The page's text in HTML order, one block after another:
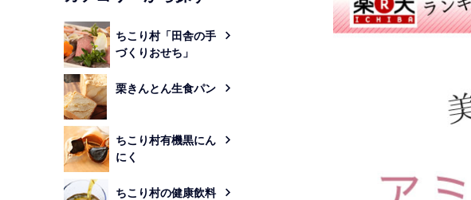
ちこり村「田舎の手
づくりおせち」
栗きんとん生食パン
ちこり村有機黒にん
にく
ちこり村の健康飲料